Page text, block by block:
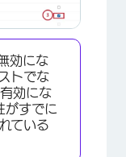
効にな
トでな
効にな
がすでに
ている